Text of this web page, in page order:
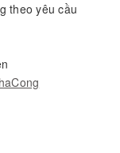
theo yêu cầu